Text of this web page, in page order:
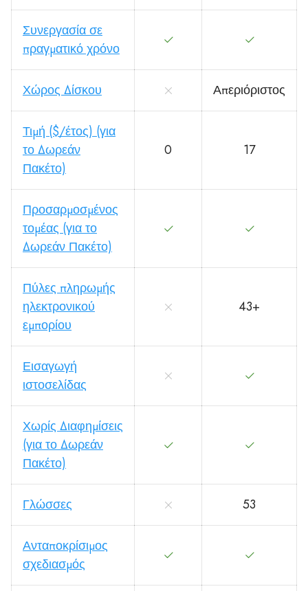
Συνεργασία σε
πραγματικό χρόνο
Χώρος Δίσκου Απεριόριστος
Τιμή ($/έτος) (για
το Δωρεάν
Πακέτο)
0 17
Προσαρμοσμένος
τομέας (για το
Δωρεάν Πακέτο)
Πύλες πληρωμής
ηλεκτρονικού
εμπορίου
43+
Εισαγωγή
ιστοσελίδας
Χωρίς Διαφημίσεις
(για το Δωρεάν
Πακέτο)
Γλώσσες 53
Ανταποκρίσιμος
σχεδιασμός